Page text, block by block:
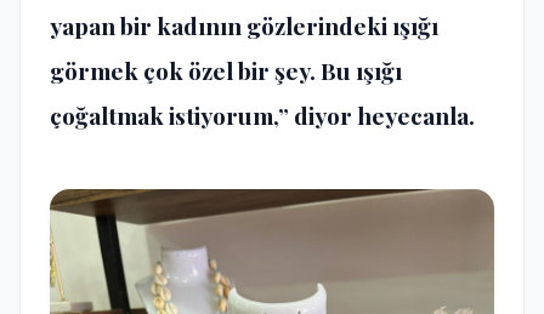
yapan bir kadının gözlerindeki ışığı
görmek çok özel bir şey. Bu ışığı
çoğaltmak istiyorum,” diyor heyecanla.